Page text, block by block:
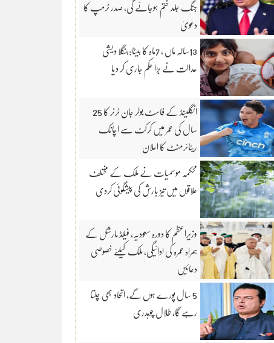
جنگ جلد ختم ہوجائے گی، صدر ٹرمپ کا
دعویٰ
13سالہ ماں ، 7ماہ کا بیٹا:بنگلا دیشی
عدالت نے بڑا حکم جاری کر دیا
انگلینڈ کے فاسٹ بولر جان ٹرنر کا 25
سال کی عمر میں کرکٹ سے اچانک
ریٹائرمنٹ کا اعلان
محکمہ موسمیات نے ملک کے مختلف
علاقوں میں تیز بارش کی پیشگوئی کردی
وزیراعظم کا دورہ سعودیہ، فیلڈ مارشل کے
ہمراہ عمرہ کی ادائیگی، ملک کیلئے خصوصی
دعائیں
5 سال پورے ہوں گے، اتحاد بھی چلتا
رہے گا، طلال چوہدری